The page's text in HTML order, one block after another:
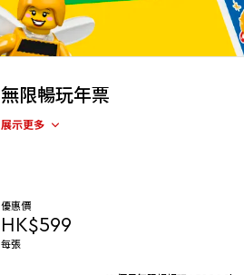
無限暢玩年票
展示更多
優惠價
HK$599
每張